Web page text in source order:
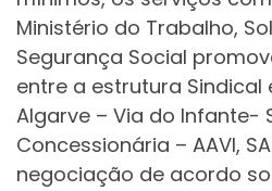
Ministério do Trabalho,
Segurança Social
entre a estrutura
Algarve – Via do Infante-
Concessionária – AAVI,
negociação de acordo